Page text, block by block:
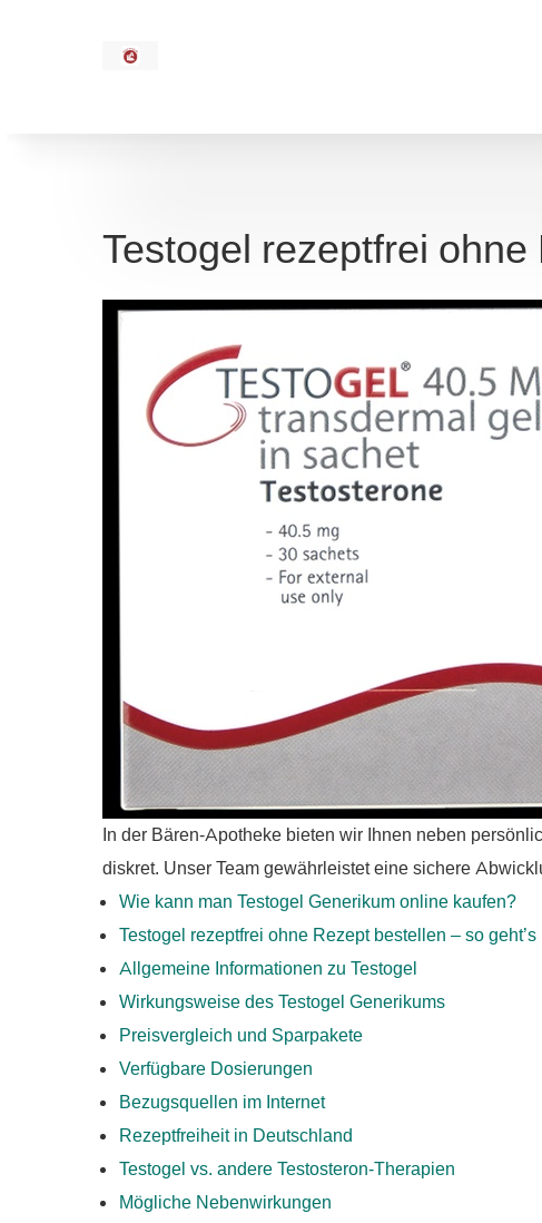
Testogel rezeptfrei
In der Bären-Apotheke bieten wir Ihnen neben
diskret. Unser Team gewährleistet eine sichere
Wie kann man Testogel Generikum online kaufen?
Testogel rezeptfrei ohne Rezept bestellen – so geht’s
Allgemeine Informationen zu Testogel
Wirkungsweise des Testogel Generikums
Preisvergleich und Sparpakete
Verfügbare Dosierungen
Bezugsquellen im Internet
Rezeptfreiheit in Deutschland
Testogel vs. andere Testosteron-Therapien
Mögliche Nebenwirkungen